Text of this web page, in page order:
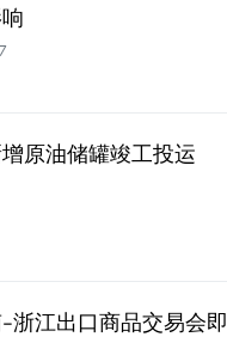
原油储罐竣工投运
浙江出口商品交易会即